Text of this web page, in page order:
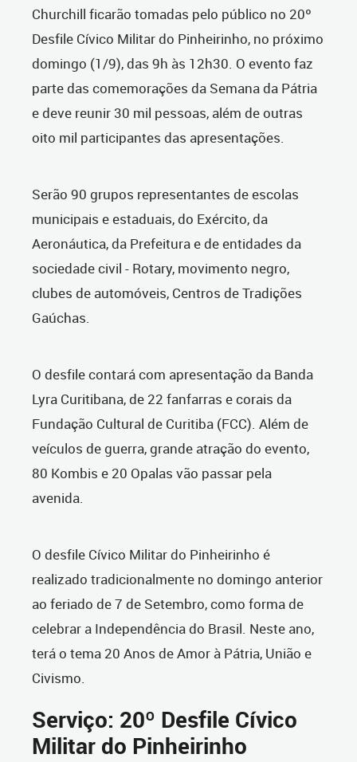
Churchill ficarão tomadas pelo público no 20º
Desfile Cívico Militar do Pinheirinho, no próximo
domingo (1/9), das 9h às 12h30. O evento faz
parte das comemorações da Semana da Pátria
e deve reunir 30 mil pessoas, além de outras
oito mil participantes das apresentações.
Serão 90 grupos representantes de escolas
municipais e estaduais, do Exército, da
Aeronáutica, da Prefeitura e de entidades da
sociedade civil - Rotary, movimento negro,
clubes de automóveis, Centros de Tradições
Gaúchas.
O desfile contará com apresentação da Banda
Lyra Curitibana, de 22 fanfarras e corais da
Fundação Cultural de Curitiba (FCC). Além de
veículos de guerra, grande atração do evento,
80 Kombis e 20 Opalas vão passar pela
avenida.
O desfile Cívico Militar do Pinheirinho é
realizado tradicionalmente no domingo anterior
ao feriado de 7 de Setembro, como forma de
celebrar a Independência do Brasil. Neste ano,
terá o tema 20 Anos de Amor à Pátria, União e
Civismo.
Serviço: 20º Desfile Cívico
Militar do Pinheirinho